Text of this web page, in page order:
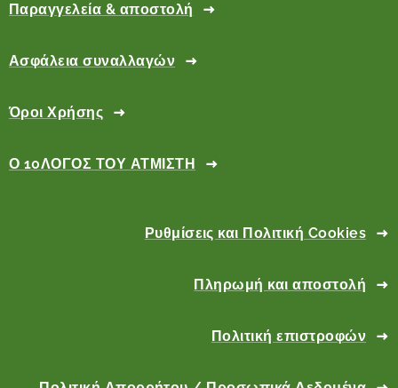
Παραγγελεία & αποστολή
Ασφάλεια συναλλαγών
Όροι Χρήσης
Ο 10ΛΟΓΟΣ ΤΟΥ ΑΤΜΙΣΤΗ
Ρυθμίσεις και Πολιτική Cookies
Πληρωμή και αποστολή
Πολιτική επιστροφών